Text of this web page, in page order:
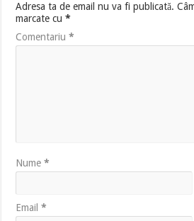
Adresa ta de email nu va fi publicată.
marcate cu*
Comentariu*
Nume*
Email*